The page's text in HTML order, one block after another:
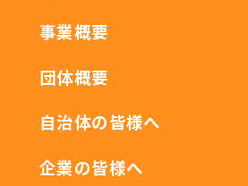
事業概要
団体概要
自治体の皆様へ
企業の皆様へ